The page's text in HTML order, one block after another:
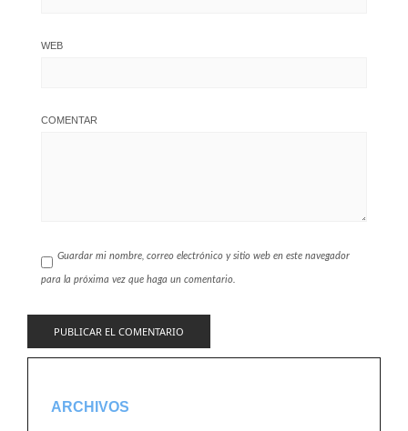
WEB
COMENTAR
Guardar mi nombre, correo electrónico y sitio web en este navegador
para la próxima vez que haga un comentario.
ARCHIVOS